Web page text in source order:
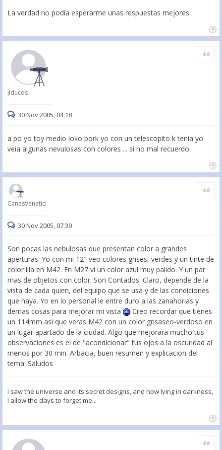
La verdad no podía esperarme unas respuestas mejores.
jlducos
Citar
30 Nov 2005, 04:18
a po yo toy medio loko pork yo con un telescopito k tenia yo
veia algunas nevulosas con colores ... si no mal recuerdo
CanesVenatici
Citar
30 Nov 2005, 07:39
Son pocas las nebulosas que presentan color a grandes
aperturas. Yo con mi 12" veo colores grises, verdes y un tinte de
color lila en M42. En M27 vi un color azul muy palido. Y un par
mas de objetos con color. Son Contados. Claro, depende de la
vista de cada quien, del equipo que se usa y de las condiciones
que haya. Yo en lo personal le entre duro a las zanahorias y
demas cosas para mejorar mi vista
Creo recordar que tienes
un 114mm asi que veras M42 con un color grisaseo-verdoso en
un lugar apartado de la ciudad. Algo que mejorara mucho tus
observaciones es el de "acondicionar" tus ojos a la oscuridad al
menos por 30 min. Arbacia, buen resumen y explicacion del
tema. Saludos
I saw the universe and its secret designs, and now lying in darkness,
I allow the days to forget me...
Citar